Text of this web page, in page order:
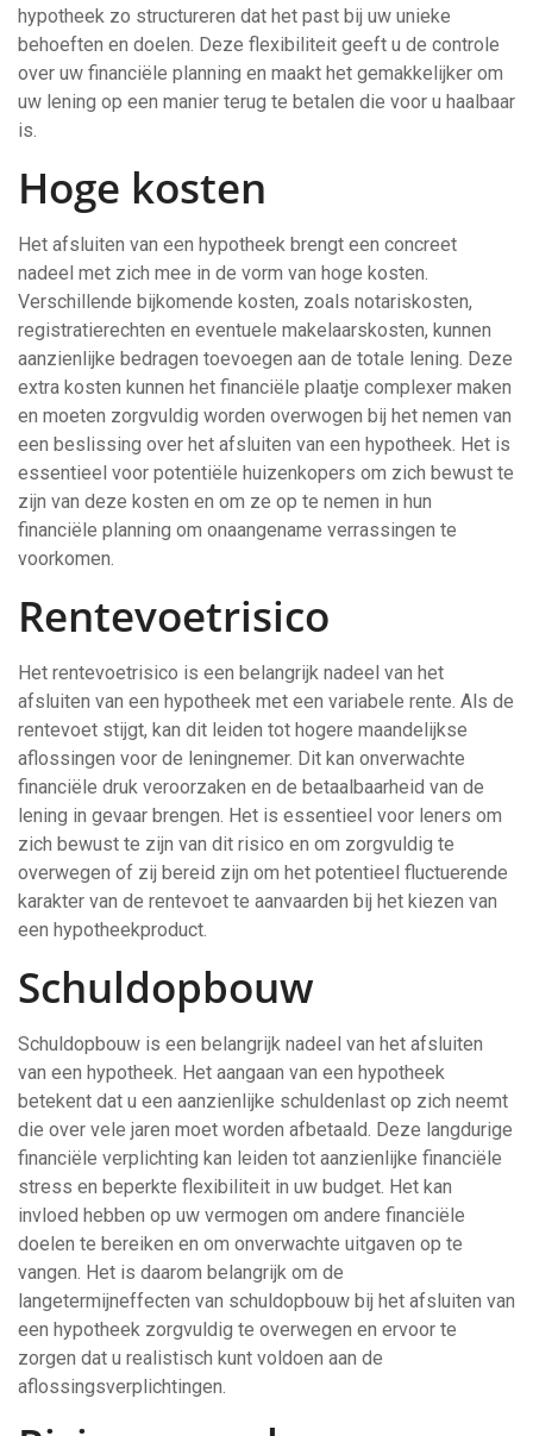
hypotheek zo structureren dat het past bij uw unieke
behoeften en doelen. Deze flexibiliteit geeft u de controle
over uw financiële planning en maakt het gemakkelijker om
uw lening op een manier terug te betalen die voor u haalbaar
is.
Hoge kosten
Het afsluiten van een hypotheek brengt een concreet
nadeel met zich mee in de vorm van hoge kosten.
Verschillende bijkomende kosten, zoals notariskosten,
registratierechten en eventuele makelaarskosten, kunnen
aanzienlijke bedragen toevoegen aan de totale lening. Deze
extra kosten kunnen het financiële plaatje complexer maken
en moeten zorgvuldig worden overwogen bij het nemen van
een beslissing over het afsluiten van een hypotheek. Het is
essentieel voor potentiële huizenkopers om zich bewust te
zijn van deze kosten en om ze op te nemen in hun
financiële planning om onaangename verrassingen te
voorkomen.
Rentevoetrisico
Het rentevoetrisico is een belangrijk nadeel van het
afsluiten van een hypotheek met een variabele rente. Als de
rentevoet stijgt, kan dit leiden tot hogere maandelijkse
aflossingen voor de leningnemer. Dit kan onverwachte
financiële druk veroorzaken en de betaalbaarheid van de
lening in gevaar brengen. Het is essentieel voor leners om
zich bewust te zijn van dit risico en om zorgvuldig te
overwegen of zij bereid zijn om het potentieel fluctuerende
karakter van de rentevoet te aanvaarden bij het kiezen van
een hypotheekproduct.
Schuldopbouw
Schuldopbouw is een belangrijk nadeel van het afsluiten
van een hypotheek. Het aangaan van een hypotheek
betekent dat u een aanzienlijke schuldenlast op zich neemt
die over vele jaren moet worden afbetaald. Deze langdurige
financiële verplichting kan leiden tot aanzienlijke financiële
stress en beperkte flexibiliteit in uw budget. Het kan
invloed hebben op uw vermogen om andere financiële
doelen te bereiken en om onverwachte uitgaven op te
vangen. Het is daarom belangrijk om de
langetermijneffecten van schuldopbouw bij het afsluiten van
een hypotheek zorgvuldig te overwegen en ervoor te
zorgen dat u realistisch kunt voldoen aan de
aflossingsverplichtingen.